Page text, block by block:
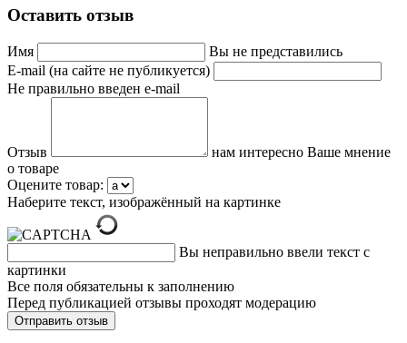
Оставить отзыв
Имя
Вы не представились
E-mail (на сайте не публикуется)
Не правильно введен e-mail
Отзыв
нам интересно Ваше мнение
о товаре
Оцените товар:
Наберите текст, изображённый на картинке
Вы неправильно ввели текст с
картинки
Все поля обязательны к заполнению
Перед публикацией отзывы проходят модерацию